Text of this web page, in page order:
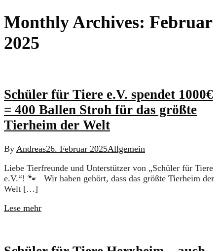
Monthly Archives: Februar
2025
Schüler für Tiere e.V. spendet 1000€
= 400 Ballen Stroh für das größte
Tierheim der Welt
By Andreas26. Februar 2025Allgemein
Liebe Tierfreunde und Unterstützer von „Schüler für Tiere
e.V.“! 🐾 Wir haben gehört, dass das größte Tierheim der
Welt […]
Lese mehr